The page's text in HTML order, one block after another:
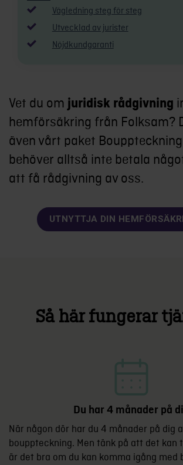
Vägledning steg för steg
Utvecklad av jurister
Nöjdkundgaranti
Vet du om juridisk rådgivning
hemförsäkring från Folksam?
även vårt paket
behöver alltså inte betala
att få rådgivning av oss.
UTNYTTJA DIN
Så här fungerar
Du har 4 månader på
När någon dör har du 4 månader på dig
bouppteckning. Men tänk på att det kan
är det bra om du kan komma igång med